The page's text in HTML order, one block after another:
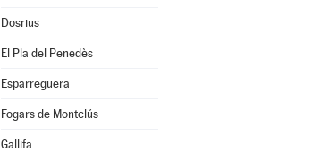
Dosrius
El Pla del Penedès
Esparreguera
Fogars de Montclús
Gallifa